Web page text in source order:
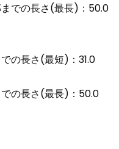
での長さ(最長)：50.0
の長さ(最短)：31.0
の長さ(最長)：50.0